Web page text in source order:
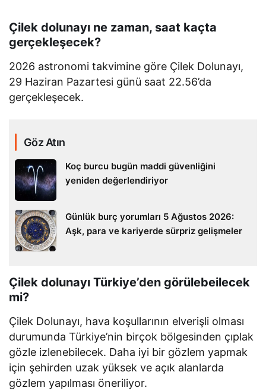
Çilek dolunayı ne zaman, saat kaçta
gerçekleşecek?
2026 astronomi takvimine göre Çilek Dolunayı,
29 Haziran Pazartesi günü saat 22.56’da
gerçekleşecek.
Göz Atın
Koç burcu bugün maddi güvenliğini
yeniden değerlendiriyor
Günlük burç yorumları 5 Ağustos 2026:
Aşk, para ve kariyerde sürpriz gelişmeler
Çilek dolunayı Türkiye’den görülebeilecek
mi?
Çilek Dolunayı, hava koşullarının elverişli olması
durumunda Türkiye’nin birçok bölgesinden çıplak
gözle izlenebilecek. Daha iyi bir gözlem yapmak
için şehirden uzak yüksek ve açık alanlarda
gözlem yapılması öneriliyor.